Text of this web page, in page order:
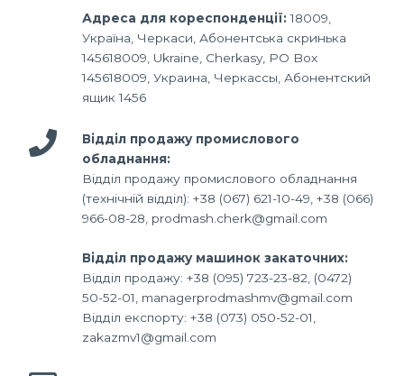
Адреса для кореспонденції: 18009,
Україна, Черкаси, Абонентська скринька
145618009, Ukraine, Cherkasy, PO Box
145618009, Украина, Черкассы, Абонентский
ящик 1456
Відділ продажу промислового
обладнання:
Відділ продажу промислового обладнання
(технічній відділ): +38 (067) 621-10-49, +38 (066)
966-08-28, prodmash.cherk@gmail.com
Відділ продажу машинок закаточних:
Відділ продажу: +38 (095) 723-23-82, (0472)
50-52-01, managerprodmashmv@gmail.com
Відділ експорту: +38 (073) 050-52-01,
zakazmv1@gmail.com